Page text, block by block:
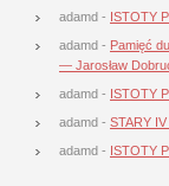
adamd - ISTOTY
adamd - Pamięć
— Jarosław
adamd - ISTOTY
adamd - STARY
adamd - ISTOTY